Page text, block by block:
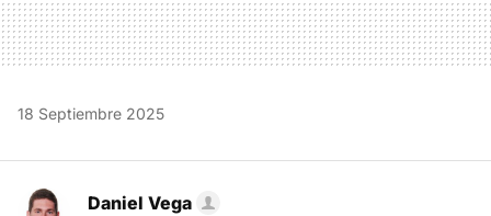
18 Septiembre 2025
Daniel Vega